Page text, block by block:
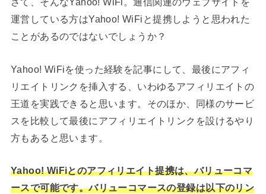
運営している方はYahoo! WiFiと提携しようと思われた
ことがあるのではないでしょうか？
Yahoo! WiFiを使った経験を記事にして、最後にアフィ
リエイトリンクを挿入する、いわゆるアフィリエイトの
王道を実践できると思います。そのほか、同様のサービ
スを比較して最後にアフィリエイトリンクを設けるやり
方もあると思います。
Yahoo! WiFiとのアフィリエイト提携は、バリューコマ
ースで可能です。バリューコマースの登録は以下のリン